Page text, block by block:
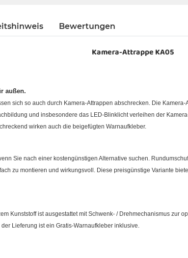
Bewertungen
Kamera-Attrappe KA05
außen.
sich so auch durch Kamera-Attrappen abschrecken. Die
und insbesondere das LED-Blinklicht verleihen der
wirken auch die beigefügten Warnaufkleber.
Sie nach einer kostengünstigen Alternative suchen.
zu montieren und wirkungsvoll. Diese preisgünstige Variante
Kunststoff ist ausgestattet mit Schwenk- / Drehmechanismus zur
Lieferung ist ein Gratis-Warnaufkleber inklusive.